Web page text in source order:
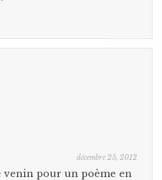
décembre 25, 2012
venin pour un poème en